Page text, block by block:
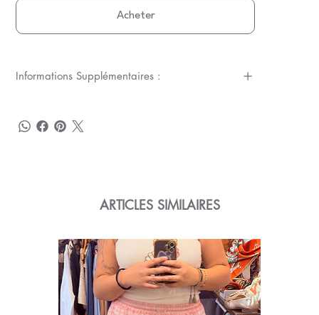
Acheter
Informations Supplémentaires :
ARTICLES SIMILAIRES